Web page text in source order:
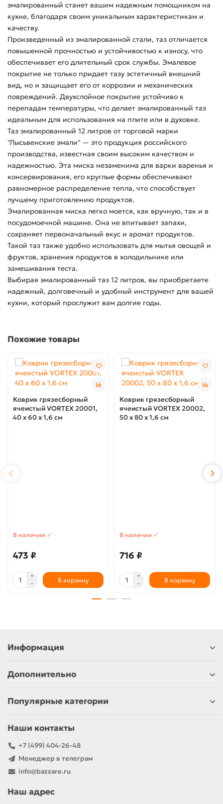
эмалированный станет вашим надежным помощником на
кухне, благодаря своим уникальным характеристикам и
качеству.
Произведенный из эмалированной стали, таз отличается
повышенной прочностью и устойчивостью к износу, что
обеспечивает его длительный срок службы. Эмалевое
покрытие не только придает тазу эстетичный внешний
вид, но и защищает его от коррозии и механических
повреждений. Двухслойное покрытие устойчиво к
перепадам температуры, что делает эмалированный таз
идеальным для использования на плите или в духовке.
Таз эмалированный 12 литров от торговой марки
"Лысьвенские эмали" — это продукция российского
производства, известная своим высоким качеством и
надежностью. Эта миска незаменима для варки варенья и
консервирования, его круглые формы обеспечивают
равномерное распределение тепла, что способствует
лучшему приготовлению продуктов.
Эмалированная миска легко моется, как вручную, так и в
посудомоечной машине. Она не впитывает запахи,
сохраняет первоначальный вкус и аромат продуктов.
Такой таз также удобно использовать для мытья овощей и
фруктов, хранения продуктов в холодильнике или
замешивания теста.
Выбирая эмалированный таз 12 литров, вы приобретаете
надежный, долговечный и удобный инструмент для вашей
кухни, который прослужит вам долгие годы.
Похожие товары
Коврик грязесборный
ячеистый VORTEX 20001,
40 х 60 х 1,6 см
В наличии ✓
473 ₽
В корзину
Коврик грязесборный
ячеистый VORTEX 20002,
50 х 80 х 1,6 см
В наличии ✓
716 ₽
В корзину
Информация
Дополнительно
Популярные категории
Наши контакты
+7 (499) 404-26-48
Менеджер в телеграм
info@bazzare.ru
Наш адрес